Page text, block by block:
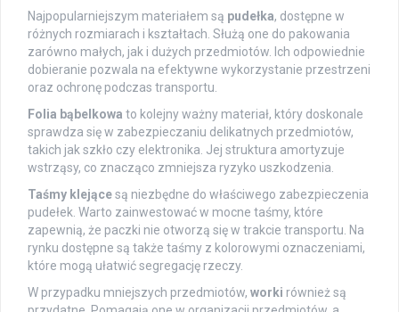
Najpopularniejszym materiałem są pudełka, dostępne w
różnych rozmiarach i kształtach. Służą one do pakowania
zarówno małych, jak i dużych przedmiotów. Ich odpowiednie
dobieranie pozwala na efektywne wykorzystanie przestrzeni
oraz ochronę podczas transportu.
Folia bąbelkowa to kolejny ważny materiał, który doskonale
sprawdza się w zabezpieczaniu delikatnych przedmiotów,
takich jak szkło czy elektronika. Jej struktura amortyzuje
wstrząsy, co znacząco zmniejsza ryzyko uszkodzenia.
Taśmy klejącesą niezbędne do właściwego zabezpieczenia
pudełek. Warto zainwestować w mocne taśmy, które
zapewnią, że paczki nie otworzą się w trakcie transportu. Na
rynku dostępne są także taśmy z kolorowymi oznaczeniami,
które mogą ułatwić segregację rzeczy.
W przypadku mniejszych przedmiotów, worki również są